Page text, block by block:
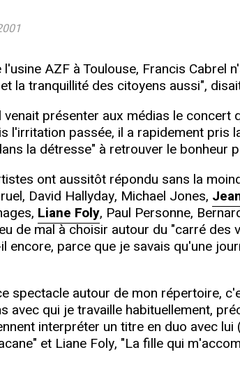
AZF à Toulouse, Francis
la tranquillité des citoyens aussi",
venait présenter aux médias le
l'irritation passée, il a rapidement
la détresse" à retrouver le bonheur
ont aussitôt répondu sans la
David Hallyday, Michael Jones,
Liane Foly, Paul Personne,
de mal à choisir autour du "carré
encore, parce que je savais qu'une
spectacle autour de mon répertoire,
avec qui je travaille habituellement,
interpréter un titre en duo avec
et Liane Foly, "La fille qui